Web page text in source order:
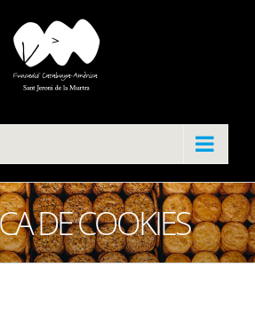
DE COOKIES